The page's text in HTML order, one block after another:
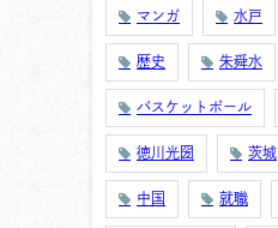
マンガ 水戸
歴史 朱舜水
バスケットボール
徳川光圀 茨城
中国 就職